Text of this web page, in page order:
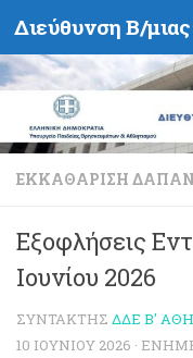
Skip to content
ΕΚΚΑΘΆΡΙΣΗ
Εξοφλήσεις
Ιουνίου 2026
ΣΥΝΤΆΚΤΗΣ ΔΔΕ Β'
10 ΙΟΥΝΊΟΥ 2026 ·